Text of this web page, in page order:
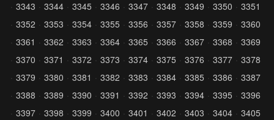
3343
3344 3345 3346 3347 3348 3349 3350
3351
3352
3353 3354 3355 3356 3357 3358 3359
3360
3361
3362 3363 3364 3365 3366 3367 3368
3369
3370
3371 3372 3373 3374 3375 3376 3377
3378
3379
3380 3381 3382 3383 3384 3385 3386
3387
3388
3389 3390 3391 3392 3393 3394 3395
3396
3397
3398 3399 3400 3401 3402 3403 3404
3405